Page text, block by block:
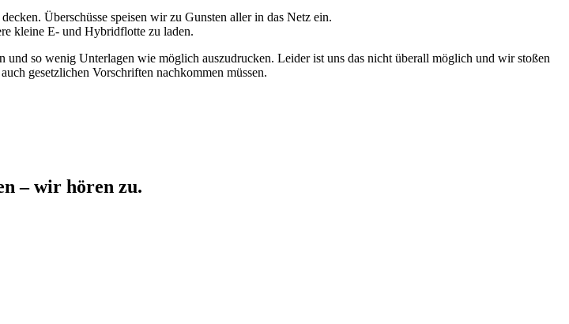
Überschüsse speisen wir zu Gunsten aller in das Netz ein.
kleine E- und Hybridflotte zu laden.
so wenig Unterlagen wie möglich auszudrucken. Leider ist uns das nicht überall möglich und wir stoßen
gesetzlichen Vorschriften nachkommen müssen.
– wir hören zu.